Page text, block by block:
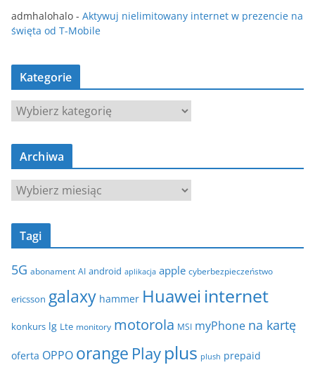
admhalohalo - Aktywuj nielimitowany internet w prezencie na
święta od T-Mobile
Kategorie
K
a
t
g
e
Archiwa
A
r
c
w
Tagi
5G abonament AI android aplikacja apple cyberbezpieczeństwo
ericsson galaxy hammer Huawei internet
konkurs lg Lte monitory motorola MSI myPhone na kartę
oferta OPPO orange Play plus plush prepaid